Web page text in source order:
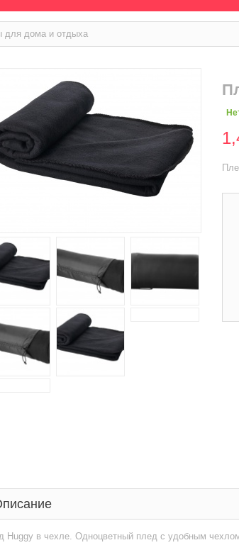
для дома и отдыха
Huggy в чехле. Одноцветный плед с удобным